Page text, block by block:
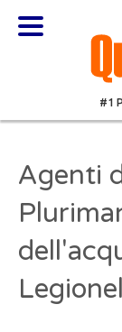
#1
Agenti